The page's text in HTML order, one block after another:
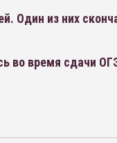
Один из них
во время сдачи